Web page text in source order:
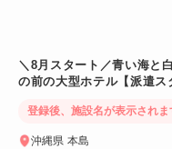
＼8月スタート／青い海と
の前の大型ホテル【派遣
登録後、施設名が表示されま
沖縄県 本島